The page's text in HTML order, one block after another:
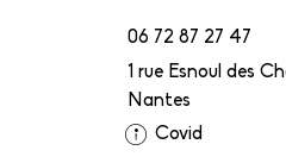
06 72 87 27 47
1 rue Esnoul des
Nantes
Covid